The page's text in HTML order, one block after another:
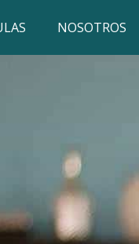
NOSOTROS